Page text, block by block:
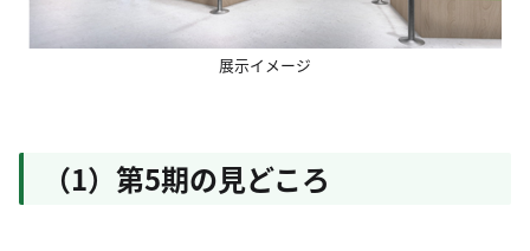
展示イメージ
（1）第5期の見どころ